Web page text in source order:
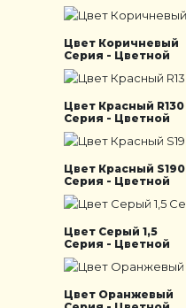
Цвет Коричневый
Серия - Цветной
Цвет Красный R130
Серия - Цветной
Цвет Красный S190
Серия - Цветной
Цвет Серый 1,5
Серия - Цветной
Цвет Оранжевый